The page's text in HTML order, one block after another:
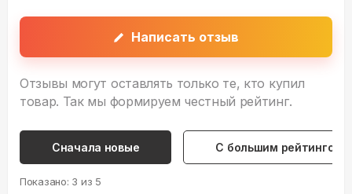
Написать отзыв
Отзывы могут оставлять только те, кто купил
товар. Так мы формируем честный рейтинг.
Сначала новые С большим рейтингом
Показано: 3 из 5